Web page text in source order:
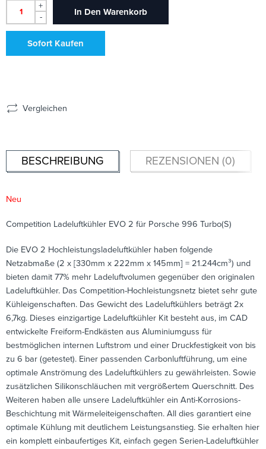
+
-
In Den Warenkorb
Sofort Kaufen
Vergleichen
BESCHREIBUNG REZENSIONEN (0)
Neu
Competition Ladeluftkühler EVO 2 für Porsche 996 Turbo(S)
Die EVO 2 Hochleistungsladeluftkühler haben folgende
Netzabmaße (2 x [330mm x 222mm x 145mm] = 21.244cm³) und
bieten damit 77% mehr Ladeluftvolumen gegenüber den originalen
Ladeluftkühler. Das Competition-Hochleistungsnetz bietet sehr gute
Kühleigenschaften. Das Gewicht des Ladeluftkühlers beträgt 2x
6,7kg. Dieses einzigartige Ladeluftkühler Kit besteht aus, im CAD
entwickelte Freiform-Endkästen aus Aluminiumguss für
bestmöglichen internen Luftstrom und einer Druckfestigkeit von bis
zu 6 bar (getestet). Einer passenden Carbonluftführung, um eine
optimale Anströmung des Ladeluftkühlers zu gewährleisten. Sowie
zusätzlichen Silikonschläuchen mit vergrößertem Querschnitt. Des
Weiteren haben alle unsere Ladeluftkühler ein Anti-Korrosions-
Beschichtung mit Wärmeleiteigenschaften. All dies garantiert eine
optimale Kühlung mit deutlichem Leistungsanstieg. Sie erhalten hier
ein komplett einbaufertiges Kit, einfach gegen Serien-Ladeluftkühler